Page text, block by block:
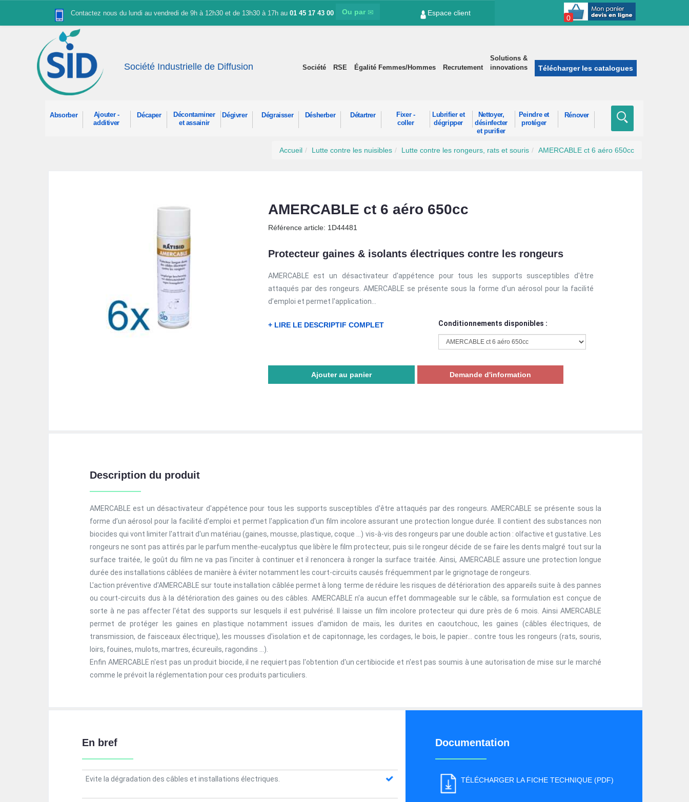
Contactez nous du lundi au vendredi de 9h à 12h30 et de 13h30 à 17h au 01 45 17 43 00 Ou par Espace client
0
Société Industrielle de Diffusion Société RSE Égalité Femmes/Hommes Recrutement
Solutions &
innovations
Télécharger les catalogues
Absorber
Ajouter -
additiver
Décaper
Décontaminer
et assainir
Dégivrer Dégraisser Désherber Détartrer
Fixer -
coller
Lubrifier et
dégripper
Nettoyer,
désinfecter
et purifier
Peindre et
protéger
Rénover
Accueil Lutte contre les nuisibles Lutte contre les rongeurs, rats et souris AMERCABLE ct 6 aéro 650cc
AMERCABLE ct 6 aéro 650cc
Référence article: 1D44481
Protecteur gaines & isolants électriques contre les rongeurs
AMERCABLE est un désactivateur d'appétence pour tous les supports susceptibles d'être
attaqués par des rongeurs. AMERCABLE se présente sous la forme d’un aérosol pour la facilité
d’emploi et permet l'application...
+ LIRE LE DESCRIPTIF COMPLET Conditionnements disponibles :
Description du produit
AMERCABLE est un désactivateur d'appétence pour tous les supports susceptibles d'être attaqués par des rongeurs. AMERCABLE se présente sous la
forme d’un aérosol pour la facilité d’emploi et permet l'application d'un film incolore assurant une protection longue durée. Il contient des substances non
biocides qui vont limiter l'attrait d'un matériau (gaines, mousse, plastique, coque …) vis-à-vis des rongeurs par une double action : olfactive et gustative. Les
rongeurs ne sont pas attirés par le parfum menthe-eucalyptus que libère le film protecteur, puis si le rongeur décide de se faire les dents malgré tout sur la
surface traitée, le goût du film ne va pas l'inciter à continuer et il renoncera à ronger la surface traitée. Ainsi, AMERCABLE assure une protection longue
durée des installations câblées de manière à éviter notamment les court-circuits causés fréquemment par le grignotage de rongeurs.
L'action préventive d'AMERCABLE sur toute installation câblée permet à long terme de réduire les risques de détérioration des appareils suite à des pannes
ou court-circuits dus à la détérioration des gaines ou des câbles. AMERCABLE n'a aucun effet dommageable sur le câble, sa formulation est conçue de
sorte à ne pas affecter l'état des supports sur lesquels il est pulvérisé. Il laisse un film incolore protecteur qui dure près de 6 mois. Ainsi AMERCABLE
permet de protéger les gaines en plastique notamment issues d'amidon de maïs, les durites en caoutchouc, les gaines (câbles électriques, de
transmission, de faisceaux électrique), les mousses d'isolation et de capitonnage, les cordages, le bois, le papier… contre tous les rongeurs (rats, souris,
loirs, fouines, mulots, martres, écureuils, ragondins …).
Enfin AMERCABLE n'est pas un produit biocide, il ne requiert pas l'obtention d'un certibiocide et n'est pas soumis à une autorisation de mise sur le marché
comme le prévoit la réglementation pour ces produits particuliers.
En bref
Evite la dégradation des câbles et installations électriques.
Documentation
TÉLÉCHARGER LA FICHE TECHNIQUE (PDF)